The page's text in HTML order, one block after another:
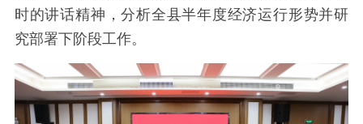
时的讲话精神，分析全县半年度经济运行形势并研
究部署下阶段工作。